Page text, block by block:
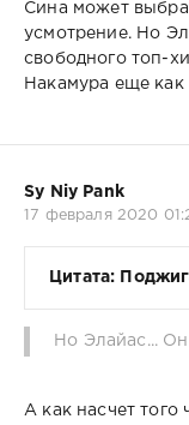
Сина может
усмотрение. Но
свободного топ-
Накамура еще как
Sy Niy Pank
17 февраля 2020
Цитата:
Но Элайас...
А как насчет того